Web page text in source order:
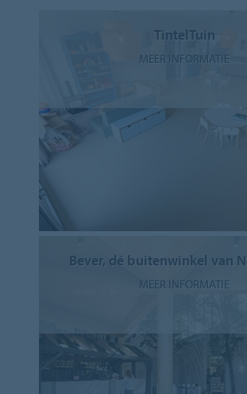
TintelTuin
MEER INFORMATIE
Bever, dé buitenwinkel van
MEER INFORMATIE